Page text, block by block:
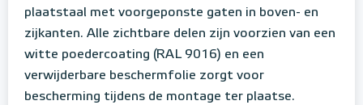
plaatstaal met voorgeponste gaten in boven- en
zijkanten. Alle zichtbare delen zijn voorzien van een
witte poedercoating (RAL 9016) en een
verwijderbare beschermfolie zorgt voor
bescherming tijdens de montage ter plaatse.